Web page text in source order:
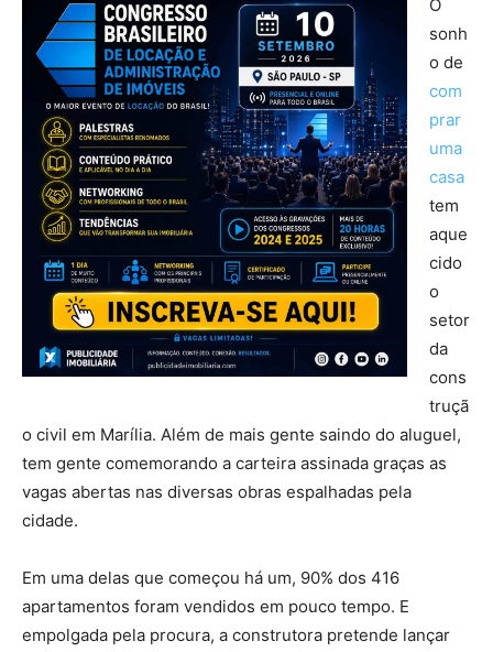
O
sonh
o de
com
prar
uma
casa
tem
aque
cido
o
setor
da
cons
truçã
o civil em Marília. Além de mais gente saindo do aluguel,
tem gente comemorando a carteira assinada graças as
vagas abertas nas diversas obras espalhadas pela
cidade.
Em uma delas que começou há um, 90% dos 416
apartamentos foram vendidos em pouco tempo. E
empolgada pela procura, a construtora pretende lançar